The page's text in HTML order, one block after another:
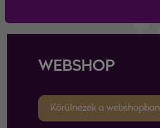
WEBSHOP
Körülnézek a webshopban